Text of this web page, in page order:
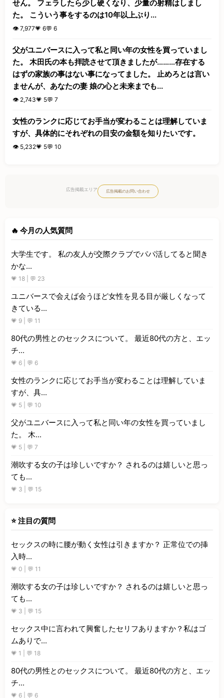
せん。 フェラしたら少し硬くなり、少量の射精はしまし
た。 こういう事をするのは10年以上ぶり...
👁️ 7,977💗 6💬 6
父がユニバースに入って私と同い年の女性を買っていまし
た。 木田氏の本も拝読させて頂きましたが………存在する
はずの家族の事はない事になってました。 止めろとは言い
ませんが、あなたの妻 娘の心と未来までも...
👁️ 2,743💗 5💬 7
女性のランクに応じてお手当が変わることは理解していま
すが、具体的にそれぞれの目安の金額を知りたいです。
👁️ 5,232💗 5💬 10
広告掲載エリア 広告掲載のお問い合わせ
🔥 今月の人気質問
大学生です。 私の友人が交際クラブでパパ活してると聞き
かな...
💗 18 | 💬 23
ユニバースで会えば会うほど女性を見る目が厳しくなって
きている...
💗 9 | 💬 11
80代の男性とのセックスについて。 最近80代の方と、エッ
チ...
💗 6 | 💬 6
女性のランクに応じてお手当が変わることは理解していま
すが、具...
💗 5 | 💬 10
父がユニバースに入って私と同い年の女性を買っていまし
た。 木...
💗 5 | 💬 7
潮吹する女の子は珍しいですか？ されるのは嬉しいと思っ
ても...
💗 3 | 💬 15
⭐ 注目の質問
セックスの時に腰が動く女性は引きますか？ 正常位での挿
入時...
💗 0 | 💬 11
潮吹する女の子は珍しいですか？ されるのは嬉しいと思っ
ても...
💗 3 | 💬 15
セックス中に言われて興奮したセリフありますか？私はゴ
ムありで...
💗 1 | 💬 18
80代の男性とのセックスについて。 最近80代の方と、エッ
チ...
💗 6 | 💬 6